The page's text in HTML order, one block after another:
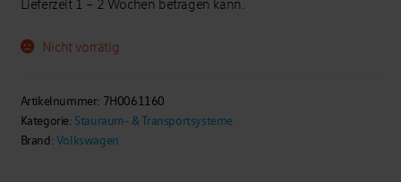
Lieferzeit 1 – 2 Wochen betragen kann.
Nicht vorrätig
Artikelnummer: 7H0061160
Kategorie: Stauraum- & Transportsysteme
Brand:Volkswagen